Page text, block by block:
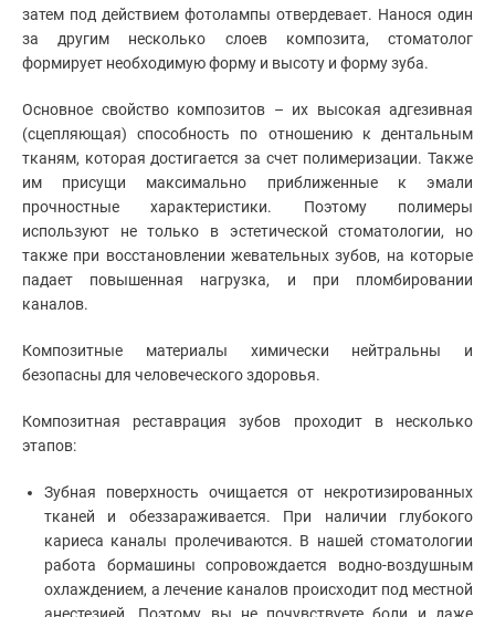
затем под действием фотолампы отвердевает. Нанося один
за другим несколько слоев композита, стоматолог
формирует необходимую форму и высоту и форму зуба.
Основное свойство композитов – их высокая адгезивная
(сцепляющая) способность по отношению к дентальным
тканям, которая достигается за счет полимеризации. Также
им присущи максимально приближенные к эмали
прочностные характеристики. Поэтому полимеры
используют не только в эстетической стоматологии, но
также при восстановлении жевательных зубов, на которые
падает повышенная нагрузка, и при пломбировании
каналов.
Композитные материалы химически нейтральны и
безопасны для человеческого здоровья.
Композитная реставрация зубов проходит в несколько
этапов:
Зубная поверхность очищается от некротизированных
тканей и обеззараживается. При наличии глубокого
кариеса каналы пролечиваются. В нашей стоматологии
работа бормашины сопровождается водно-воздушным
охлаждением, а лечение каналов происходит под местной